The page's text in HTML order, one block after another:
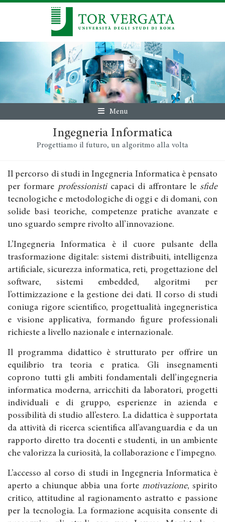
Menu
Ingegneria Informatica
Progettiamo il futuro, un algoritmo alla volta
Il percorso di studi in Ingegneria Informatica è pensato
per formare professionisticapaci di affrontare le sfide
tecnologiche e metodologiche di oggi e di domani, con
solide basi teoriche, competenze pratiche avanzate e
uno sguardo sempre rivolto all’innovazione.
L’Ingegneria Informatica è il cuore pulsante della
trasformazione digitale: sistemi distribuiti, intelligenza
artificiale, sicurezza informatica, reti, progettazione del
software, sistemi embedded, algoritmi per
l’ottimizzazione e la gestione dei dati. Il corso di studi
coniuga rigore scientifico, progettualità ingegneristica
e visione applicativa, formando figure professionali
richieste a livello nazionale e internazionale.
Il programma didattico è strutturato per offrire un
equilibrio tra teoria e pratica. Gli insegnamenti
coprono tutti gli ambiti fondamentali dell’ingegneria
informatica moderna, arricchiti da laboratori, progetti
individuali e di gruppo, esperienze in azienda e
possibilità di studio all’estero. La didattica è supportata
da attività di ricerca scientifica all’avanguardia e da un
rapporto diretto tra docenti e studenti, in un ambiente
che valorizza la curiosità, la collaborazione e l’impegno.
L’accesso al corso di studi in Ingegneria Informatica è
aperto a chiunque abbia una forte motivazione, spirito
critico, attitudine al ragionamento astratto e passione
per la tecnologia. La formazione acquisita consente di